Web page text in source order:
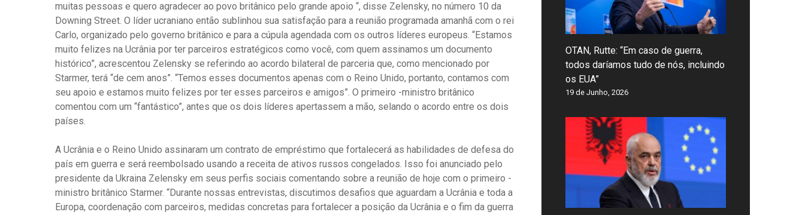
muitas pessoas e quero agradecer ao povo britânico pelo grande apoio “, disse Zelensky, no número 10 da
Downing Street. O líder ucraniano então sublinhou sua satisfação para a reunião programada amanhã com o rei
Carlo, organizado pelo governo britânico e para a cúpula agendada com os outros líderes europeus. “Estamos
muito felizes na Ucrânia por ter parceiros estratégicos como você, com quem assinamos um documento
histórico”, acrescentou Zelensky se referindo ao acordo bilateral de parceria que, como mencionado por
Starmer, terá “de cem anos”. “Temos esses documentos apenas com o Reino Unido, portanto, contamos com
seu apoio e estamos muito felizes por ter esses parceiros e amigos”. O primeiro -ministro britânico
comentou com um “fantástico”, antes que os dois líderes apertassem a mão, selando o acordo entre os dois
países.
A Ucrânia e o Reino Unido assinaram um contrato de empréstimo que fortalecerá as habilidades de defesa do
país em guerra e será reembolsado usando a receita de ativos russos congelados. Isso foi anunciado pelo
presidente da Ukraina Zelensky em seus perfis sociais comentando sobre a reunião de hoje com o primeiro -
ministro britânico Starmer. “Durante nossas entrevistas, discutimos desafios que aguardam a Ucrânia e toda a
Europa, coordenação com parceiros, medidas concretas para fortalecer a posição da Ucrânia e o fim da guerra
OTAN, Rutte: “Em caso de guerra,
todos daríamos tudo de nós, incluindo
os EUA”
19 de Junho, 2026